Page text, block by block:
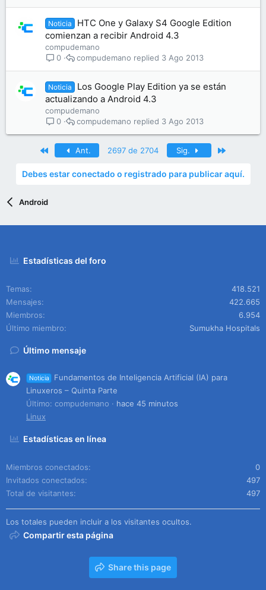
Noticia
HTC One y Galaxy S4 Google Edition
comienzan a recibir Android 4.3
compudemano
0
3 Ago 2013
compudemano
Noticia
Los Google Play Edition ya se están
actualizando a Android 4.3
compudemano
0
3 Ago 2013
compudemano
PrimeroAnt. 2697 de 2704 Sig.
Debes estar conectado o registrado para publicar aquí.
Android
Estadísticas del foro
Temas
418.521
Mensajes
422.665
Miembros
6.954
Último miembro
Sumukha Hospitals
Último mensaje
Noticia
Fundamentos de Inteligencia Artificial (IA) para
Linuxeros – Quinta Parte
Último: compudemano
hace 45 minutos
Linux
Estadísticas en línea
Miembros conectados
0
Invitados conectados
497
Total de visitantes
497
Los totales pueden incluir a los visitantes ocultos.
Compartir esta página
Share this page